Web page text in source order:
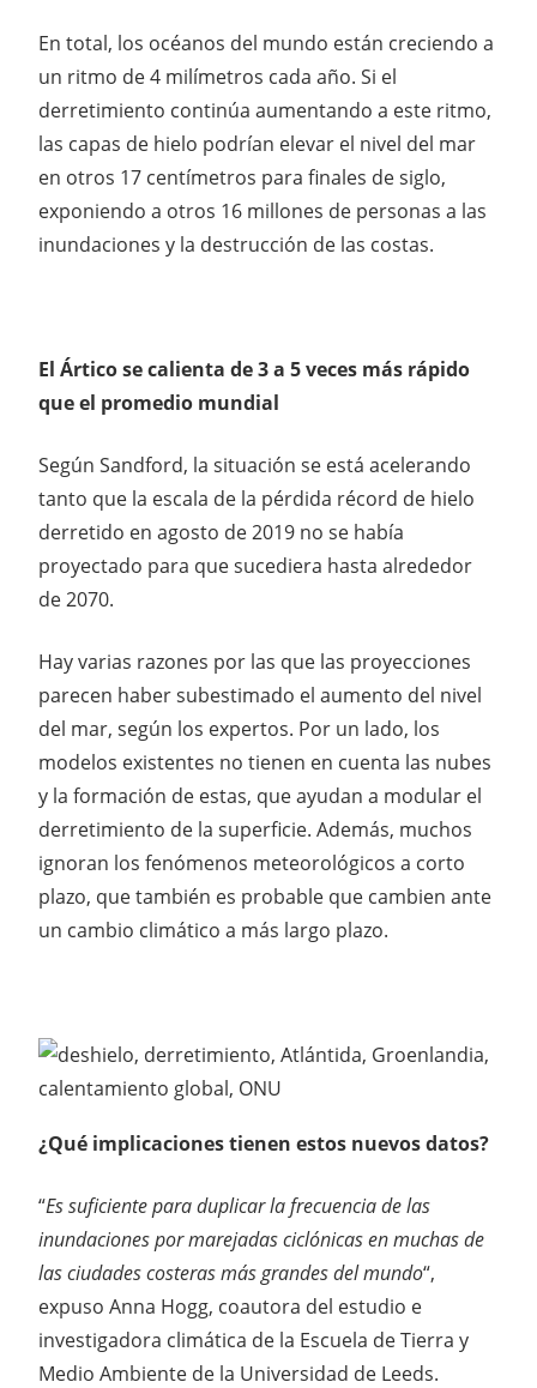
En total, los océanos del mundo están creciendo a
un ritmo de 4 milímetros cada año. Si el
derretimiento continúa aumentando a este ritmo,
las capas de hielo podrían elevar el nivel del mar
en otros 17 centímetros para finales de siglo,
exponiendo a otros 16 millones de personas a las
inundaciones y la destrucción de las costas.
El Ártico se calienta de 3 a 5 veces más rápido
que el promedio mundial
Según Sandford, la situación se está acelerando
tanto que la escala de la pérdida récord de hielo
derretido en agosto de 2019 no se había
proyectado para que sucediera hasta alrededor
de 2070.
Hay varias razones por las que las proyecciones
parecen haber subestimado el aumento del nivel
del mar, según los expertos. Por un lado, los
modelos existentes no tienen en cuenta las nubes
y la formación de estas, que ayudan a modular el
derretimiento de la superficie. Además, muchos
ignoran los fenómenos meteorológicos a corto
plazo, que también es probable que cambien ante
un cambio climático a más largo plazo.
¿Qué implicaciones tienen estos nuevos datos?
“Es suficiente para duplicar la frecuencia de las
inundaciones por marejadas ciclónicas en muchas de
las ciudades costeras más grandes del mundo“,
expuso Anna Hogg, coautora del estudio e
investigadora climática de la Escuela de Tierra y
Medio Ambiente de la Universidad de Leeds.